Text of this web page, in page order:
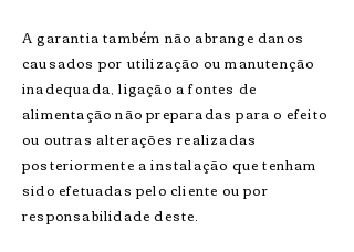
A garantia também não abrange danos
causados por utilização ou manutenção
inadequada, ligação a fontes de
alimentação não preparadas para o efeito
ou outras alterações realizadas
posteriormente a instalação que tenham
sido efetuadas pelo cliente ou por
responsabilidade deste.